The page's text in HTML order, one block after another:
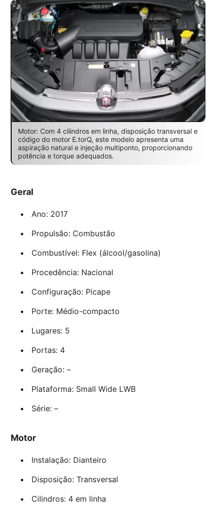
Motor: Com 4 cilindros em linha, disposição transversal e
código do motor E.torQ, este modelo apresenta uma
aspiração natural e injeção multiponto, proporcionando
potência e torque adequados.
Geral
Ano: 2017
Propulsão: Combustão
Combustível: Flex (álcool/gasolina)
Procedência: Nacional
Configuração: Picape
Porte: Médio-compacto
Lugares: 5
Portas: 4
Geração: –
Plataforma: Small Wide LWB
Série: –
Motor
Instalação: Dianteiro
Disposição: Transversal
Cilindros: 4 em linha